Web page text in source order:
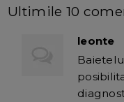
Ultimile 10
leonte